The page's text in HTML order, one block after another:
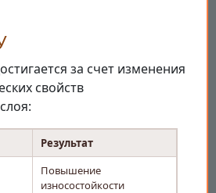
за счет изменения
свойств
Результат
Повышение
износостойкости